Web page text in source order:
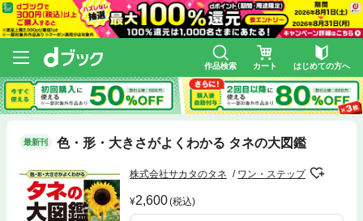
作品検索 カート はじめての方へ
最新刊 色・形・大きさがよくわかる タネの大図鑑
株式会社サカタのタネ ワン・ステップ
2,600(税込)